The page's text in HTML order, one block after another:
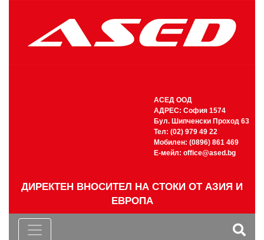
АСЕД ООД
АДРЕС: София 1574
Бул. Шипченски Проход 63
Тел: (02) 979 49 22
Мобилен: (0896) 861 469
Е-мейл: office@ased.bg
ДИРЕКТЕН ВНОСИТЕЛ НА СТОКИ ОТ АЗИЯ И
ЕВРОПА